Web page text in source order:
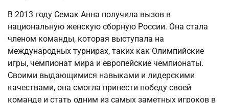
В 2013 году Семак Анна получила вызов в
национальную женскую сборную России. Она стала
членом команды, которая выступала на
международных турнирах, таких как Олимпийские
игры, чемпионат мира и европейские чемпионаты.
Своими выдающимися навыками и лидерскими
качествами, она смогла принести победу своей
команде и стать одним из самых заметных игроков в